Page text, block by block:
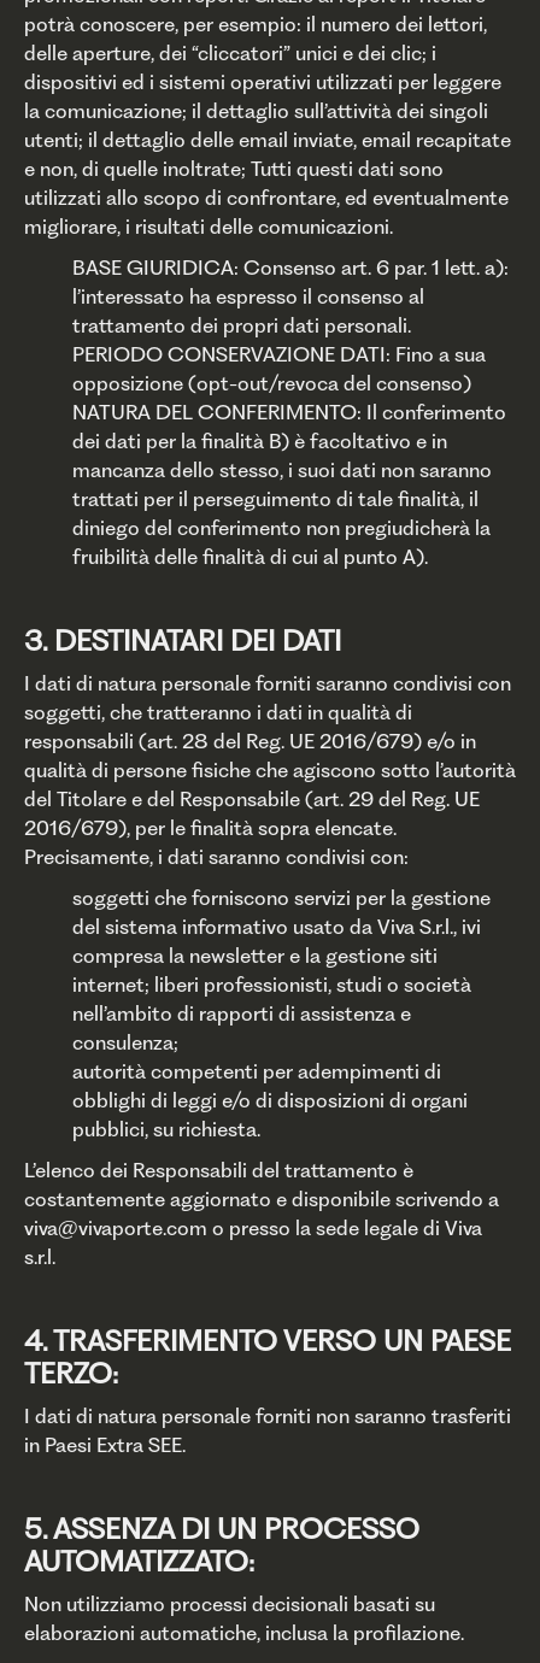
potrà conoscere, per esempio: il numero dei lettori,
delle aperture, dei “cliccatori” unici e dei clic; i
dispositivi ed i sistemi operativi utilizzati per leggere
la comunicazione; il dettaglio sull’attività dei singoli
utenti; il dettaglio delle email inviate, email recapitate
e non, di quelle inoltrate; Tutti questi dati sono
utilizzati allo scopo di confrontare, ed eventualmente
migliorare, i risultati delle comunicazioni.
BASE GIURIDICA: Consenso art. 6 par. 1 lett. a):
l’interessato ha espresso il consenso al
trattamento dei propri dati personali.
PERIODO CONSERVAZIONE DATI: Fino a sua
opposizione (opt-out/revoca del consenso)
NATURA DEL CONFERIMENTO: Il conferimento
dei dati per la finalità B) è facoltativo e in
mancanza dello stesso, i suoi dati non saranno
trattati per il perseguimento di tale finalità, il
diniego del conferimento non pregiudicherà la
fruibilità delle finalità di cui al punto A).
3. DESTINATARI DEI DATI
I dati di natura personale forniti saranno condivisi con
soggetti, che tratteranno i dati in qualità di
responsabili (art. 28 del Reg. UE 2016/679) e/o in
qualità di persone fisiche che agiscono sotto l’autorità
del Titolare e del Responsabile (art. 29 del Reg. UE
2016/679), per le finalità sopra elencate.
Precisamente, i dati saranno condivisi con:
soggetti che forniscono servizi per la gestione
del sistema informativo usato da Viva S.r.l., ivi
compresa la newsletter e la gestione siti
internet; liberi professionisti, studi o società
nell’ambito di rapporti di assistenza e
consulenza;
autorità competenti per adempimenti di
obblighi di leggi e/o di disposizioni di organi
pubblici, su richiesta.
L’elenco dei Responsabili del trattamento è
costantemente aggiornato e disponibile scrivendo a
viva@vivaporte.com o presso la sede legale di Viva
s.r.l.
4. TRASFERIMENTO VERSO UN PAESE
TERZO:
I dati di natura personale forniti non saranno trasferiti
in Paesi Extra SEE.
5. ASSENZA DI UN PROCESSO
AUTOMATIZZATO:
Non utilizziamo processi decisionali basati su
elaborazioni automatiche, inclusa la profilazione.